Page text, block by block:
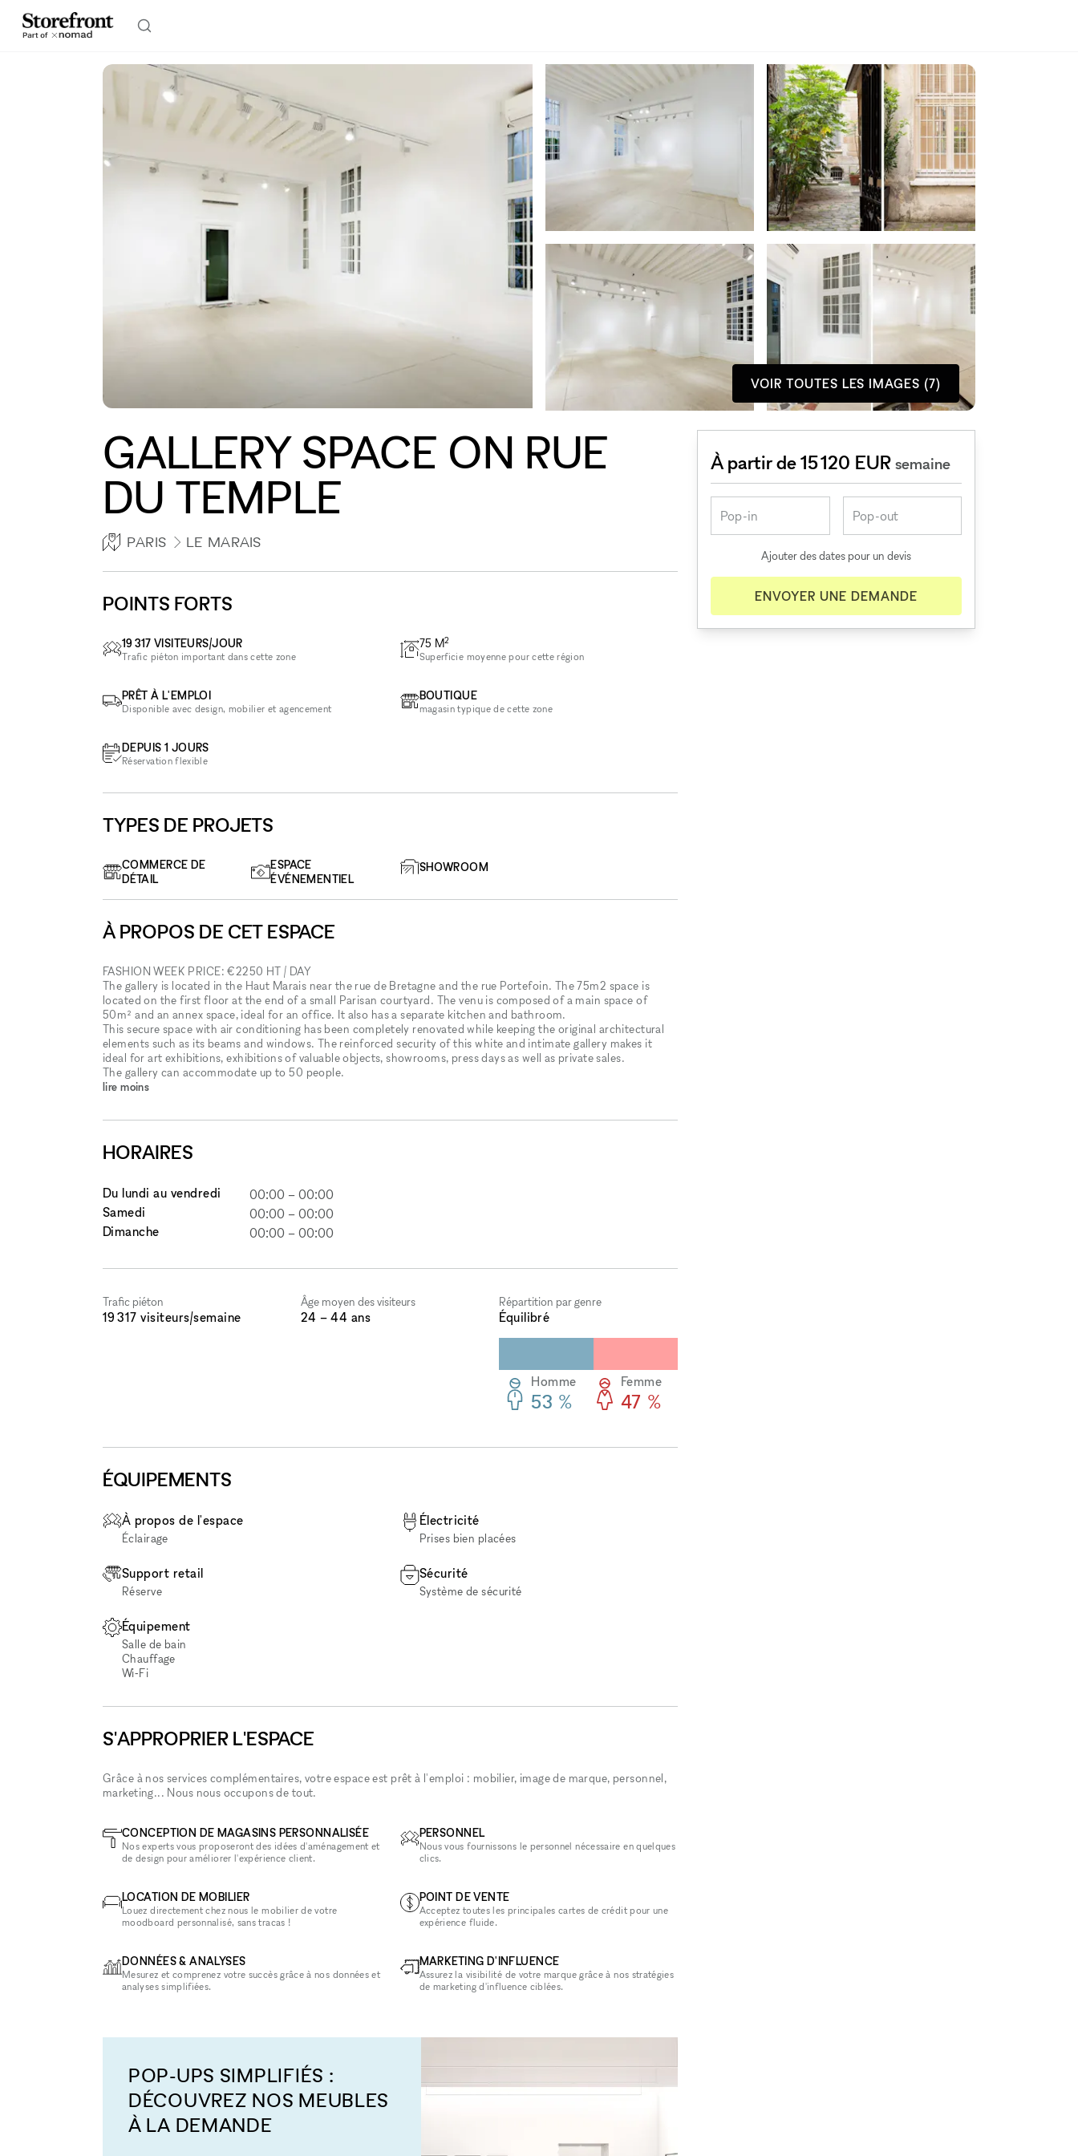
VOIR TOUTES LES IMAGES (7)
GALLERY SPACE ON RUE
DU TEMPLE
PARIS LE MARAIS
POINTS FORTS
19 317 VISITEURS/JOUR
Trafic piéton important dans cette zone
PRÊT À L'EMPLOI
Disponible avec design, mobilier et agencement
DEPUIS 1 JOURS
Réservation flexible
75 M2
Superficie moyenne pour cette région
BOUTIQUE
magasin typique de cette zone
TYPES DE PROJETS
COMMERCE DE
DÉTAIL
ESPACE
ÉVÉNEMENTIEL
SHOWROOM
À PROPOS DE CET ESPACE
FASHION WEEK PRICE: €2250 HT / DAY
The gallery is located in the Haut Marais near the rue de Bretagne and the rue Portefoin. The 75m2 space is
located on the first floor at the end of a small Parisan courtyard. The venu is composed of a main space of
50m² and an annex space, ideal for an office. It also has a separate kitchen and bathroom.
This secure space with air conditioning has been completely renovated while keeping the original architectural
elements such as its beams and windows. The reinforced security of this white and intimate gallery makes it
ideal for art exhibitions, exhibitions of valuable objects, showrooms, press days as well as private sales.
The gallery can accommodate up to 50 people.
lire moins
HORAIRES
Du lundi au vendredi 00:00 –00:00
Samedi
00:00 –00:00
Dimanche
00:00 –00:00
Trafic piéton
19 317 visiteurs/semaine
Âge moyen des visiteurs
24 – 44 ans
Répartition par genre
Équilibré
Femme
47 %
Homme
53 %
ÉQUIPEMENTS
À propos de l'espace
Éclairage
Électricité
Prises bien placées
Support retail
Réserve
Sécurité
Système de sécurité
Équipement
Salle de bain
Chauffage
Wi‑Fi
S'APPROPRIER L'ESPACE
Grâce à nos services complémentaires, votre espace est prêt à l'emploi : mobilier, image de marque, personnel,
marketing... Nous nous occupons de tout.
CONCEPTION DE MAGASINS PERSONNALISÉE
Nos experts vous proposeront des idées d'aménagement et
de design pour améliorer l'expérience client.
LOCATION DE MOBILIER
Louez directement chez nous le mobilier de votre
moodboard personnalisé, sans tracas !
DONNÉES & ANALYSES
Mesurez et comprenez votre succès grâce à nos données et
analyses simplifiées.
PERSONNEL
Nous vous fournissons le personnel nécessaire en quelques
clics.
POINT DE VENTE
Acceptez toutes les principales cartes de crédit pour une
expérience fluide.
MARKETING D'INFLUENCE
Assurez la visibilité de votre marque grâce à nos stratégies
de marketing d'influence ciblées.
POP-UPS SIMPLIFIÉS :
DÉCOUVREZ NOS MEUBLES
À LA DEMANDE
À partir de 15 120 EURsemaine
Ajouter des dates pour un devis
ENVOYER UNE DEMANDE